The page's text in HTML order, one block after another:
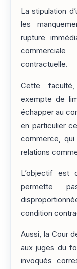
La stipulation
les
rupture
contractuelle.
Cette faculté,
exempte de
échapper au
en particulier
commerce,
relations
L’objectif est
permette
condition
Aussi, la Cour
aux juges du
invoqués